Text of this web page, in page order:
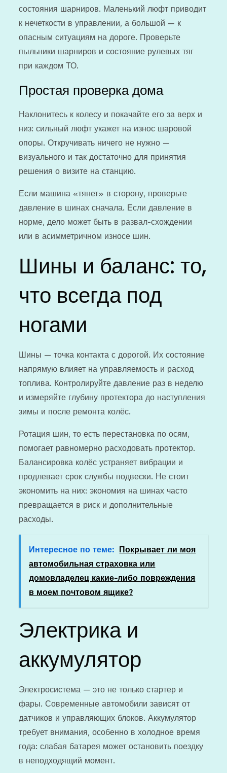
состояния шарниров. Маленький люфт приводит
к нечеткости в управлении, а большой — к
опасным ситуациям на дороге. Проверьте
пыльники шарниров и состояние рулевых тяг
при каждом ТО.
Простая проверка дома
Наклонитесь к колесу и покачайте его за верх и
низ: сильный люфт укажет на износ шаровой
опоры. Откручивать ничего не нужно —
визуального и так достаточно для принятия
решения о визите на станцию.
Если машина «тянет» в сторону, проверьте
давление в шинах сначала. Если давление в
норме, дело может быть в развал-схождении
или в асимметричном износе шин.
Шины и баланс: то,
что всегда под
ногами
Шины — точка контакта с дорогой. Их состояние
напрямую влияет на управляемость и расход
топлива. Контролируйте давление раз в неделю
и измеряйте глубину протектора до наступления
зимы и после ремонта колёс.
Ротация шин, то есть перестановка по осям,
помогает равномерно расходовать протектор.
Балансировка колёс устраняет вибрации и
продлевает срок службы подвески. Не стоит
экономить на них: экономия на шинах часто
превращается в риск и дополнительные
расходы.
Интересное по теме: Покрывает ли моя
автомобильная страховка или
домовладелец какие-либо повреждения
в моем почтовом ящике?
Электрика и
аккумулятор
Электросистема — это не только стартер и
фары. Современные автомобили зависят от
датчиков и управляющих блоков. Аккумулятор
требует внимания, особенно в холодное время
года: слабая батарея может остановить поездку
в неподходящий момент.